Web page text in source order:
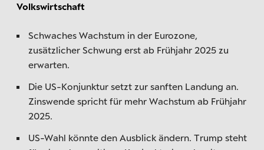
Volkswirtschaft
Schwaches Wachstum in der Eurozone,
zusätzlicher Schwung erst ab Frühjahr 2025 zu
erwarten.
Die US-Konjunktur setzt zur sanften Landung an.
Zinswende spricht für mehr Wachstum ab Frühjahr
2025.
US-Wahl könnte den Ausblick ändern. Trump steht